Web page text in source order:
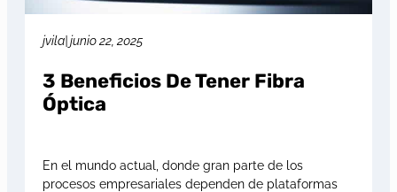
jvila junio 22, 2025
3 Beneficios De Tener Fibra
Óptica
En el mundo actual, donde gran parte de los
procesos empresariales dependen de plataformas